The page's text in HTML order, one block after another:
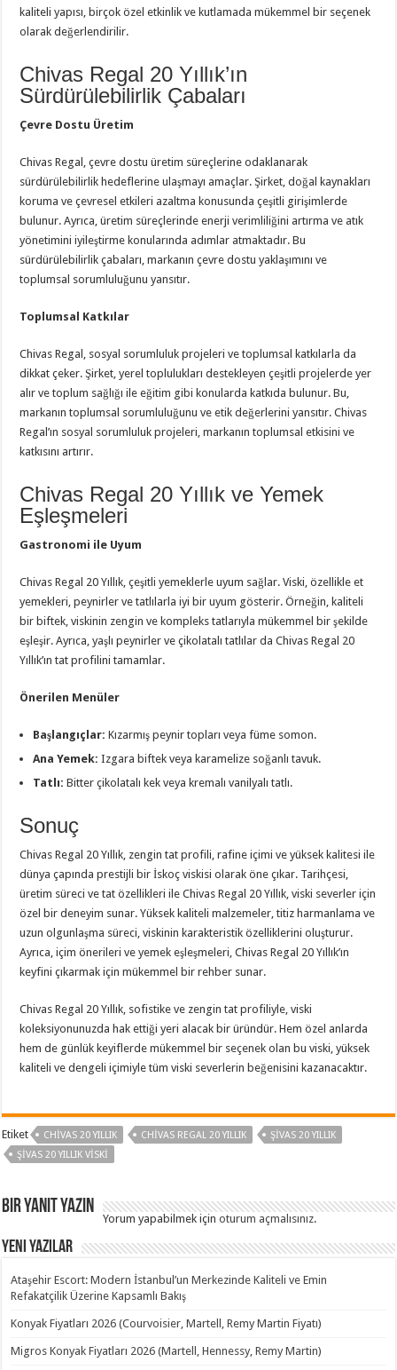
kaliteli yapısı, birçok özel etkinlik ve kutlamada mükemmel bir seçenek
olarak değerlendirilir.
Chivas Regal 20 Yıllık’ın
Sürdürülebilirlik Çabaları
Çevre Dostu Üretim
Chivas Regal, çevre dostu üretim süreçlerine odaklanarak
sürdürülebilirlik hedeflerine ulaşmayı amaçlar. Şirket, doğal kaynakları
koruma ve çevresel etkileri azaltma konusunda çeşitli girişimlerde
bulunur. Ayrıca, üretim süreçlerinde enerji verimliliğini artırma ve atık
yönetimini iyileştirme konularında adımlar atmaktadır. Bu
sürdürülebilirlik çabaları, markanın çevre dostu yaklaşımını ve
toplumsal sorumluluğunu yansıtır.
Toplumsal Katkılar
Chivas Regal, sosyal sorumluluk projeleri ve toplumsal katkılarla da
dikkat çeker. Şirket, yerel toplulukları destekleyen çeşitli projelerde yer
alır ve toplum sağlığı ile eğitim gibi konularda katkıda bulunur. Bu,
markanın toplumsal sorumluluğunu ve etik değerlerini yansıtır. Chivas
Regal’ın sosyal sorumluluk projeleri, markanın toplumsal etkisini ve
katkısını artırır.
Chivas Regal 20 Yıllık ve Yemek
Eşleşmeleri
Gastronomi ile Uyum
Chivas Regal 20 Yıllık, çeşitli yemeklerle uyum sağlar. Viski, özellikle et
yemekleri, peynirler ve tatlılarla iyi bir uyum gösterir. Örneğin, kaliteli
bir biftek, viskinin zengin ve kompleks tatlarıyla mükemmel bir şekilde
eşleşir. Ayrıca, yaşlı peynirler ve çikolatalı tatlılar da Chivas Regal 20
Yıllık’ın tat profilini tamamlar.
Önerilen Menüler
Başlangıçlar: Kızarmış peynir topları veya füme somon.
Ana Yemek: Izgara biftek veya karamelize soğanlı tavuk.
Tatlı: Bitter çikolatalı kek veya kremalı vanilyalı tatlı.
Sonuç
Chivas Regal 20 Yıllık, zengin tat profili, rafine içimi ve yüksek kalitesi ile
dünya çapında prestijli bir İskoç viskisi olarak öne çıkar. Tarihçesi,
üretim süreci ve tat özellikleri ile Chivas Regal 20 Yıllık, viski severler için
özel bir deneyim sunar. Yüksek kaliteli malzemeler, titiz harmanlama ve
uzun olgunlaşma süreci, viskinin karakteristik özelliklerini oluşturur.
Ayrıca, içim önerileri ve yemek eşleşmeleri, Chivas Regal 20 Yıllık’ın
keyfini çıkarmak için mükemmel bir rehber sunar.
Chivas Regal 20 Yıllık, sofistike ve zengin tat profiliyle, viski
koleksiyonunuzda hak ettiği yeri alacak bir üründür. Hem özel anlarda
hem de günlük keyiflerde mükemmel bir seçenek olan bu viski, yüksek
kaliteli ve dengeli içimiyle tüm viski severlerin beğenisini kazanacaktır.
Etiket CHIVAS 20 YILLIK CHIVAS REGAL 20 YILLIK
ŞIVAS 20 YILLIK
ŞIVAS 20 YILLIK VISKI
Bir yanıt yazın
Yorum yapabilmek içinoturum açmalısınız.
Yeni Yazılar
Ataşehir Escort: Modern İstanbul’un Merkezinde Kaliteli ve Emin
Refakatçilik Üzerine Kapsamlı Bakış
Konyak Fiyatları 2026 (Courvoisier, Martell, Remy Martin Fiyatı)
Migros Konyak Fiyatları 2026 (Martell, Hennessy, Remy Martin)